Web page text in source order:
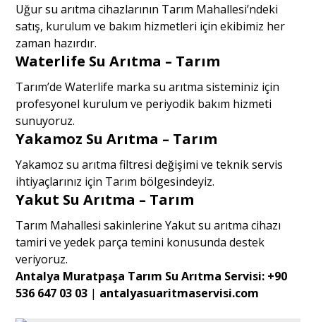
Uğur su arıtma cihazlarının Tarım Mahallesi’ndeki
satış, kurulum ve bakım hizmetleri için ekibimiz her
zaman hazırdır.
Waterlife Su Arıtma – Tarım
Tarım’de Waterlife marka su arıtma sisteminiz için
profesyonel kurulum ve periyodik bakım hizmeti
sunuyoruz.
Yakamoz Su Arıtma – Tarım
Yakamoz su arıtma filtresi değişimi ve teknik servis
ihtiyaçlarınız için Tarım bölgesindeyiz.
Yakut Su Arıtma – Tarım
Tarım Mahallesi sakinlerine Yakut su arıtma cihazı
tamiri ve yedek parça temini konusunda destek
veriyoruz.
Antalya Muratpaşa Tarım Su Arıtma Servisi: +90
536 647 03 03 | antalyasuaritmaservisi.com